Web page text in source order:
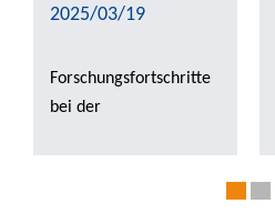
2025/03/19
Forschungsfortschritte
bei der